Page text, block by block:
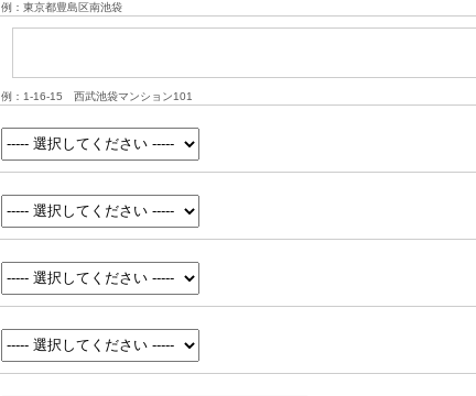
例：東京都豊島区南池袋
例：1-16-15 西武池袋マンション101